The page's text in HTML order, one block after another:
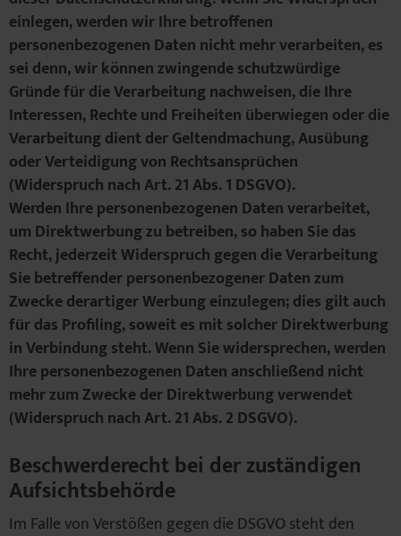
einlegen, werden wir Ihre betroffenen
personenbezogenen Daten nicht mehr verarbeiten, es
sei denn, wir können zwingende schutzwürdige
Gründe für die Verarbeitung nachweisen, die Ihre
Interessen, Rechte und Freiheiten überwiegen oder die
Verarbeitung dient der Geltendmachung, Ausübung
oder Verteidigung von Rechtsansprüchen
(Widerspruch nach Art. 21 Abs. 1 DSGVO).
Werden Ihre personenbezogenen Daten verarbeitet,
um Direktwerbung zu betreiben, so haben Sie das
Recht, jederzeit Widerspruch gegen die Verarbeitung
Sie betreffender personenbezogener Daten zum
Zwecke derartiger Werbung einzulegen; dies gilt auch
für das Profiling, soweit es mit solcher Direktwerbung
in Verbindung steht. Wenn Sie widersprechen, werden
Ihre personenbezogenen Daten anschließend nicht
mehr zum Zwecke der Direktwerbung verwendet
(Widerspruch nach Art. 21 Abs. 2 DSGVO).
Beschwerderecht bei der zuständigen
Aufsichtsbehörde
Im Falle von Verstößen gegen die DSGVO steht den